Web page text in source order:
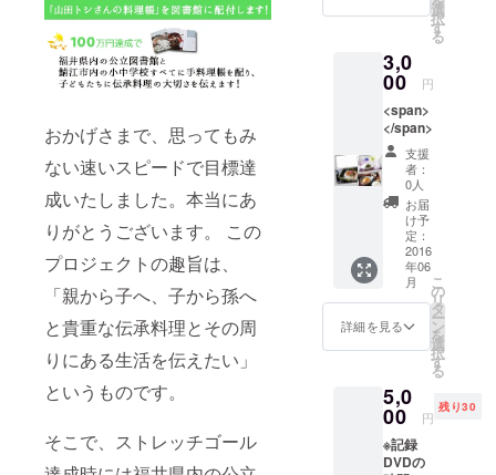
おかげさまで、思ってもみ
ない速いスピードで目標達
成いたしました。本当にあ
りがとうございます。 この
プロジェクトの趣旨は、
「親から子へ、子から孫へ
と貴重な伝承料理とその周
りにある生活を伝えたい」
というものです。
そこで、ストレッチゴール
選
択
す
る
3,0
00 円
<span>
</span>
支援
者：
0人
お届
け予
定：
2016
年06
月
詳細を見る
こ
の
リ
タ
ー
ン
を
選
択
す
る
5,0
00 円
残り30
※記録
DVDの